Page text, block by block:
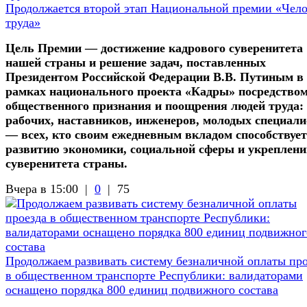
Продолжается второй этап Национальной премии
труда»
Цель Премии — достижение кадрового суверенитета
нашей страны и решение задач, поставленных
Президентом Российской Федерации В.В. Путиным в
рамках национального проекта «Кадры»
общественного признания и поощрения людей труда:
рабочих, наставников, инженеров, молодых
— всех, кто своим ежедневным вкладом способствует
развитию экономики, социальной сферы и
суверенитета страны.
Вчера в 15:00 | 0 | 75
Продолжаем развивать систему безналичной оплаты
в общественном транспорте Республики: валидаторами
оснащено порядка 800 единиц подвижного состава